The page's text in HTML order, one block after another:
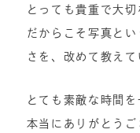
とっても貴重で大切
だからこそ写真と
さを、改めて教えて
とても素敵な時間
本当にありがとうご